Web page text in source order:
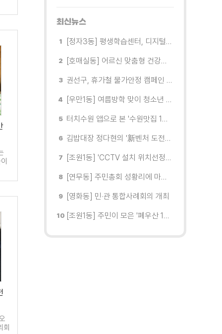
회
최신뉴스
[정자3동] 평생학습센터, 디지털 생활문해교실 개강
[호매실동] 어르신 맞춤형 건강특화사업 「은빛반짝 실버종이공방」 운영
권선구, 휴가철 물가안정 캠페인 전개
[우만1동] 여름방학 맞이 청소년 유해환경 캠페인 실시
터치수원 앱으로 본 '수원맛집 100선'... 장안구 맛집을 찾다
김밥대장 정다현의 '新벤처 도전이야기'
[조원1동] 'CCTV 설치 위치선정협의회' 회의 개최
[연무동] 주민총회 성황리에 마무리
[영화동] 민·관 통합사례회의 개최
[조원1동] 주민이 모은 '폐우산 100개' 수원여대에 1차 전달